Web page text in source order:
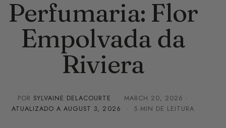
Perfumaria: Flor
Empolvada da
Riviera
POR SYLVAINE DELACOURTE · MARCH 20, 2026 ·
ATUALIZADO AAUGUST 3, 2026 · 5 MIN DE LEITURA